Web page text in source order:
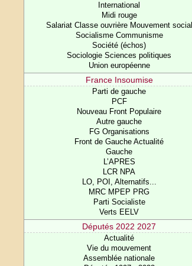
International
Midi rouge
Salariat Classe ouvrière Mouvement social
Socialisme Communisme
Société (échos)
Sociologie Sciences politiques
Union européenne
France Insoumise
Parti de gauche
PCF
Nouveau Front Populaire
Autre gauche
FG Organisations
Front de Gauche Actualité
Gauche
L’APRES
LCR NPA
LO, POI, Alternatifs...
MRC MPEP PRG
Parti Socialiste
Verts EELV
Députés 2022 2027
Actualité
Vie du mouvement
Assemblée nationale